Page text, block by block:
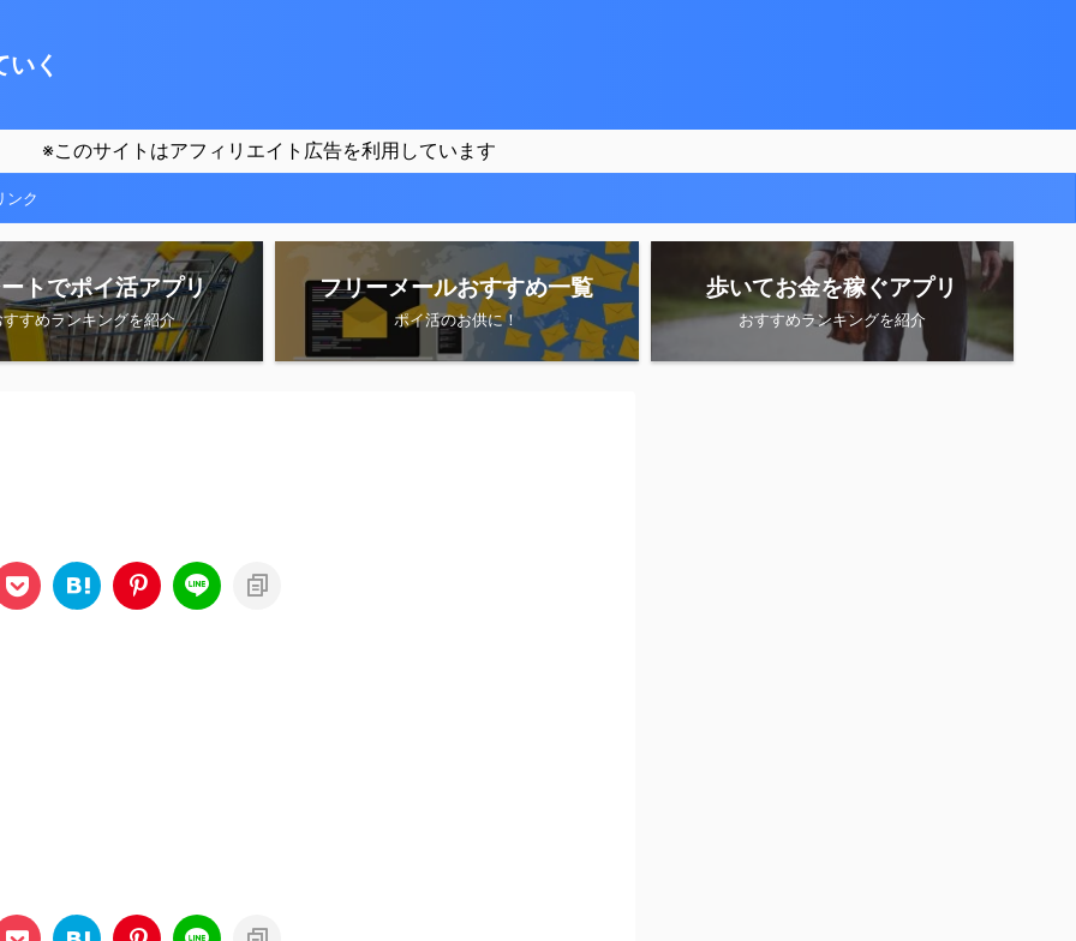
く
※このサイトはアフィリエイト広告を利用しています
ンク
トでポイ活アプリ
すすめランキングを紹介
フリーメールおすすめ一覧
ポイ活のお供に！
歩いてお金を稼ぐアプリ
おすすめランキングを紹介